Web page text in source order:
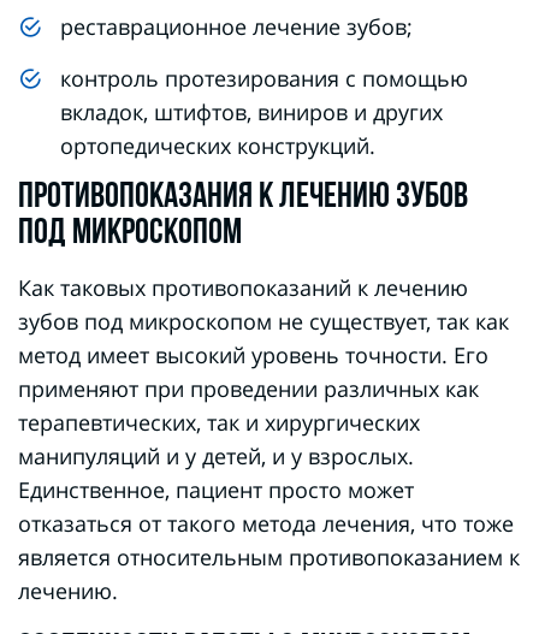
реставрационное лечение зубов;
контроль протезирования с помощью
вкладок, штифтов, виниров и других
ортопедических конструкций.
ПРОТИВОПОКАЗАНИЯ К ЛЕЧЕНИЮ ЗУБОВ
ПОД МИКРОСКОПОМ
Как таковых противопоказаний к лечению
зубов под микроскопом не существует, так как
метод имеет высокий уровень точности. Его
применяют при проведении различных как
терапевтических, так и хирургических
манипуляций и у детей, и у взрослых.
Единственное, пациент просто может
отказаться от такого метода лечения, что тоже
является относительным противопоказанием к
лечению.